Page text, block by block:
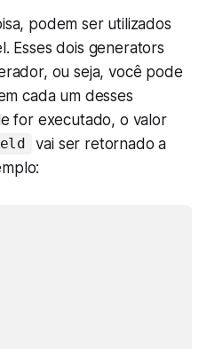
podem ser utilizados
Esses dois generators
ou seja, você pode
cada um desses
for executado, o valor
vai ser retornado a